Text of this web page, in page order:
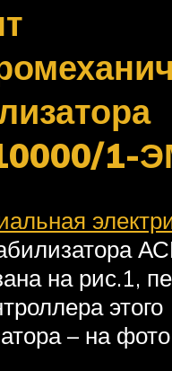
1-
на рис.1,
этого
– на